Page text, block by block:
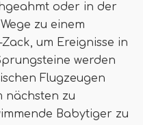
oder in der
zu einem
um Ereignisse in
​​werden
Flugzeugen
nächsten zu
Babytiger zu